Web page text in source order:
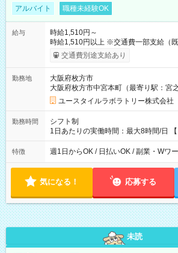
アルバイト 職種未経験OK
給与
時給1,510円～
時給1,510円以上 ※交通費一部支給（
考慮して決定します 【収入例】 週1回勤務の場合：1,510円×8時
間×4回=4万8,320円 週3回勤務の場合：1,510円×8時間×12回
1,600円 【試用期間】試用期間あり 試用期間の長さ：2ヶ月
※ 雇用形態と給与に、本採用時と異な
形態：本採用時と同じです。 給与：時
交通費別途支給あり
勤務地
大阪府枚方市
大阪府枚方市中宮本町（最寄り駅：宮之
ユースタイルラボラトリー株式会社
勤務時間
シフト制
1日あたりの実働時間：最大8時間/日
の間で4～8時間勤務（休憩時間は法定通り） ※週1日
日4時間から勤務OK ／ 夜勤なし ＊＊ 勤務時間例 ＊＊ ■7時
変動 ※曜日固定（毎週同じ曜日勤務）
特徴 週1日からOK / 日払いOK / 副業・Wワ
気になる！ 応募する
未読